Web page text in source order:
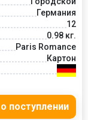
Германия
12
0.98 кг.
Paris Romance
Картон
поступлении